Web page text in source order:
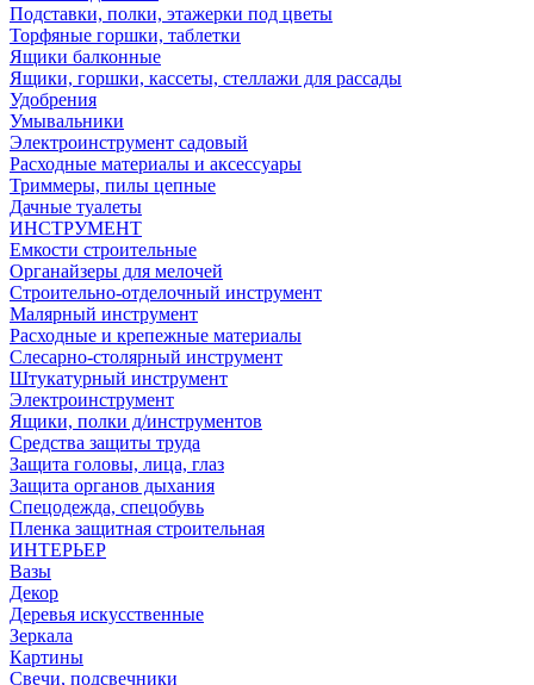
Подставки, полки, этажерки под цветы
Торфяные горшки, таблетки
Ящики балконные
Ящики, горшки, кассеты, стеллажи для рассады
Удобрения
Умывальники
Электроинструмент садовый
Расходные материалы и аксессуары
Триммеры, пилы цепные
Дачные туалеты
ИНСТРУМЕНТ
Емкости строительные
Органайзеры для мелочей
Строительно-отделочный инструмент
Малярный инструмент
Расходные и крепежные материалы
Слесарно-столярный инструмент
Штукатурный инструмент
Электроинструмент
Ящики, полки д/инструментов
Средства защиты труда
Защита головы, лица, глаз
Защита органов дыхания
Спецодежда, спецобувь
Пленка защитная строительная
ИНТЕРЬЕР
Вазы
Декор
Деревья искусственные
Зеркала
Картины
Свечи, подсвечники